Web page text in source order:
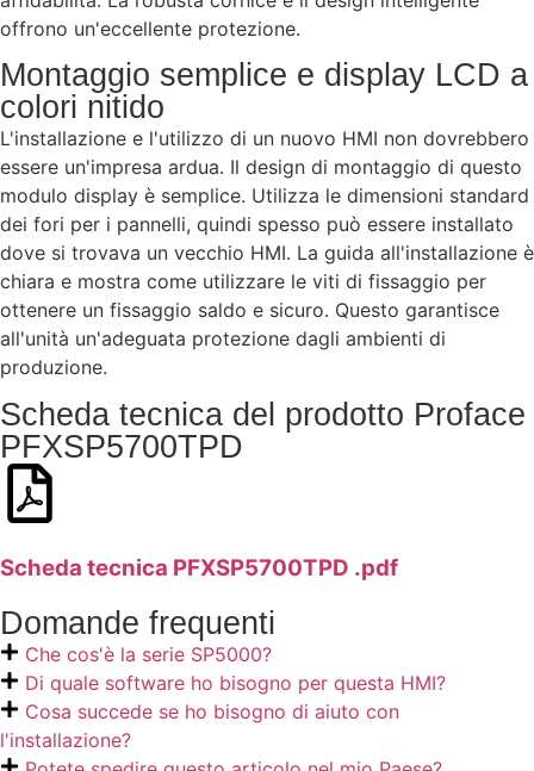
offrono un'eccellente protezione.
Montaggio semplice e display LCD a
colori nitido
L'installazione e l'utilizzo di un nuovo HMI non dovrebbero
essere un'impresa ardua. Il design di montaggio di questo
modulo display è semplice. Utilizza le dimensioni standard
dei fori per i pannelli, quindi spesso può essere installato
dove si trovava un vecchio HMI. La guida all'installazione è
chiara e mostra come utilizzare le viti di fissaggio per
ottenere un fissaggio saldo e sicuro. Questo garantisce
all'unità un'adeguata protezione dagli ambienti di
produzione.
Scheda tecnica del prodotto Proface
PFXSP5700TPD
Scheda tecnica PFXSP5700TPD .pdf
Domande frequenti
Che cos'è la serie SP5000?
Di quale software ho bisogno per questa HMI?
Cosa succede se ho bisogno di aiuto con
l'installazione?